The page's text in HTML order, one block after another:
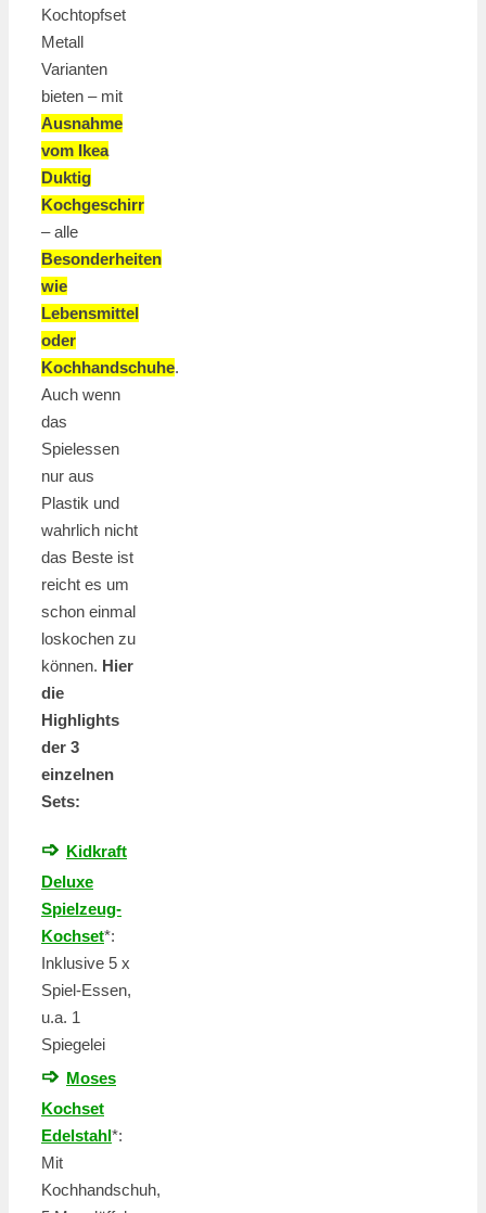
Kochtopfset
Metall
Varianten
bieten – mit
Ausnahme
vom Ikea
Duktig
Kochgeschirr
– alle
Besonderheiten
wie
Lebensmittel
oder
Kochhandschuhe.
Auch wenn
das
Spielessen
nur aus
Plastik und
wahrlich nicht
das Beste ist
reicht es um
schon einmal
loskochen zu
können. Hier
die
Highlights
der 3
einzelnen
Sets:
➩ Kidkraft
Deluxe
Spielzeug-
Kochset*:
Inklusive 5 x
Spiel-Essen,
u.a. 1
Spiegelei
➩ Moses
Kochset
Edelstahl*:
Mit
Kochhandschuh,